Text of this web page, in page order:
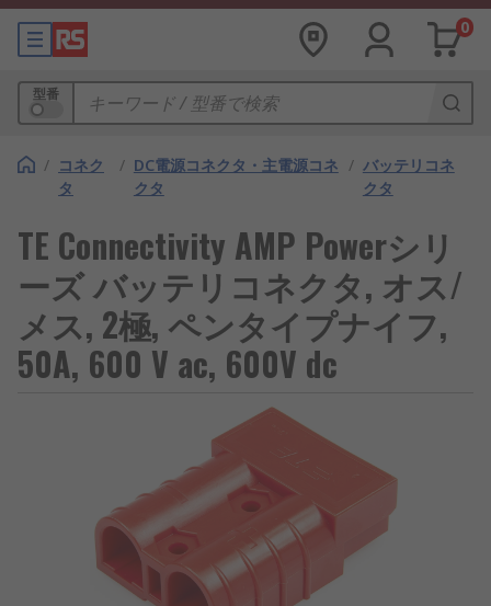
0
型番
/ コネク
タ
/ DC電源コネクタ・主電源コネ
クタ
/ バッテリコネ
クタ
TE Connectivity AMP Powerシリ
ーズ バッテリコネクタ, オス/
メス, 2極, ペンタイプナイフ,
50A, 600 V ac, 600V dc